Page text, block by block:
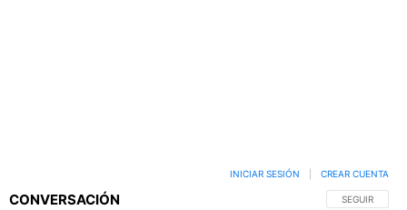
CONVERSACIÓN SIGA ESTA
SEGUIR
INICIAR SESIÓN CREAR CUENTA